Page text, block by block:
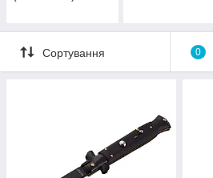
Сортування 0